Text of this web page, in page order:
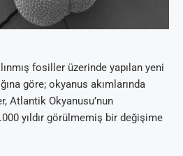
fosiller üzerinde yapılan yeni
göre; okyanus akımlarında
Atlantik Okyanusu’nun
yıldır görülmemiş bir değişime